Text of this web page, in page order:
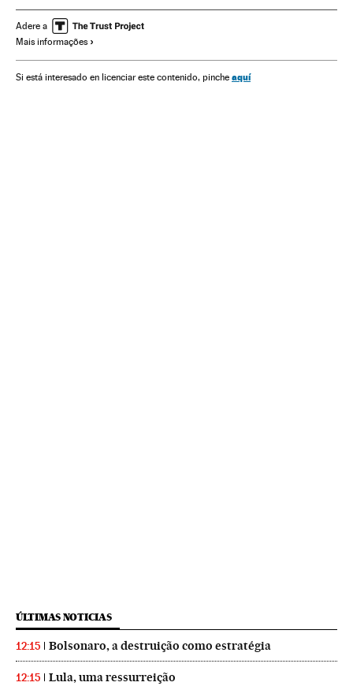
Antonio Caño Diários El País
Prisa Noticias
Manipulação informativa Meios comunicação
Adere a
Mais informações
Si está interesado en licenciar este contenido, pinche aquí
ÚLTIMAS NOTICIAS
12:15 Bolsonaro, a destruição como estratégia
12:15 Lula, uma ressurreição